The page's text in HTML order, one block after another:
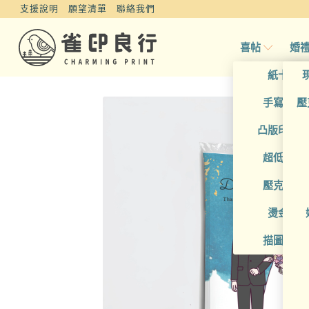
支援說明 願望清單 聯絡我們
喜帖
紙卡喜帖
手寫風喜
凸版印刷
超低價喜
壓克力喜
燙金喜帖
描圖紙喜
婚